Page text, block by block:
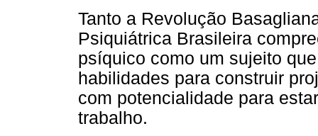
Tanto a Revolução
Psiquiátrica Brasileira
psíquico como um sujeito
habilidades para construir
com potencialidade para
trabalho.